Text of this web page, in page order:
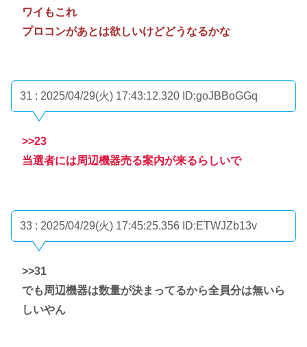
ワイもこれ
プロコンがあとは欲しいけどどうなるかな
31 : 2025/04/29(火) 17:43:12.320 ID:goJBBoGGq
>>23
当選者には周辺機器売る案内が来るらしいで
33 : 2025/04/29(火) 17:45:25.356 ID:ETWJZb13v
>>31
でも周辺機器は数量が決まってるから全員分は無いら
しいやん